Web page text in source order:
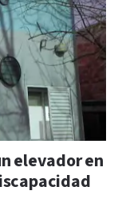
elevador en